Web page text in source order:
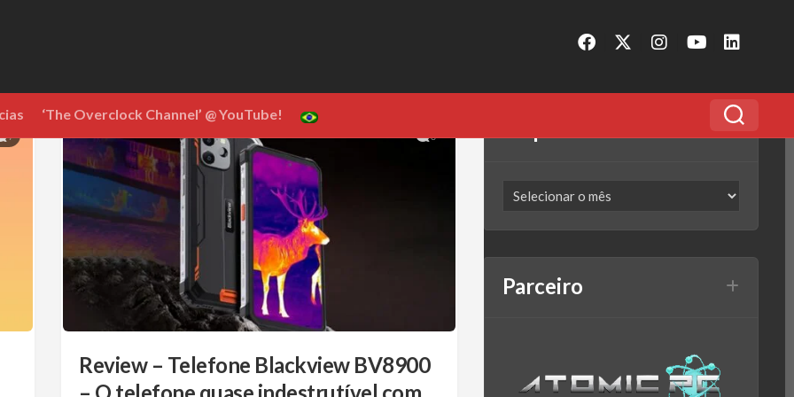
‘The Overclock Channel’ @ YouTube!
7 0
Review – Telefone Blackview BV8900
Parceiro